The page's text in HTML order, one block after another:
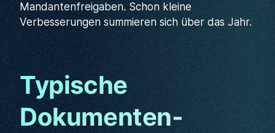
Mandantenfreigaben. Schon kleine
Verbesserungen summieren sich über das Jahr.
Typische
Dokumenten-